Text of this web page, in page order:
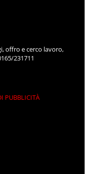
offro e cerco lavoro,
231711
PUBBLICITÀ